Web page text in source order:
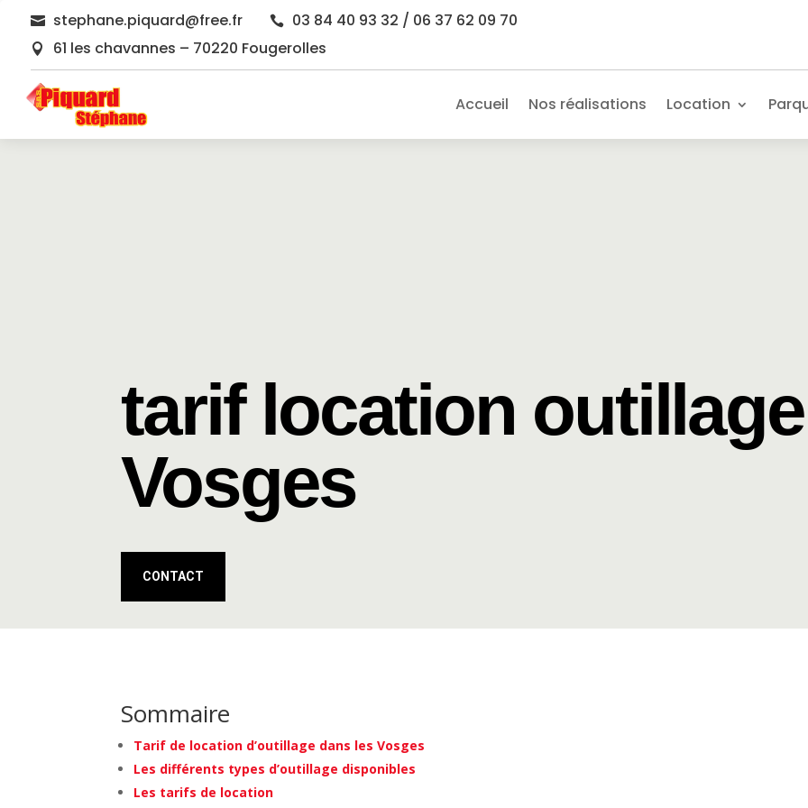
 stephane.piquard@free.fr  03 84 40 93 32 / 06 37 62 09 70
 61 les chavannes – 70220 Fougerolles
Accueil Nos réalisations Location
tarif location
Vosges
CONTACT
Sommaire
Tarif de location d’outillage dans les Vosges
Les différents types d’outillage disponibles
Les tarifs de location